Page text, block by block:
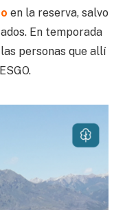
en la reserva, salvo
En temporada
personas que allí